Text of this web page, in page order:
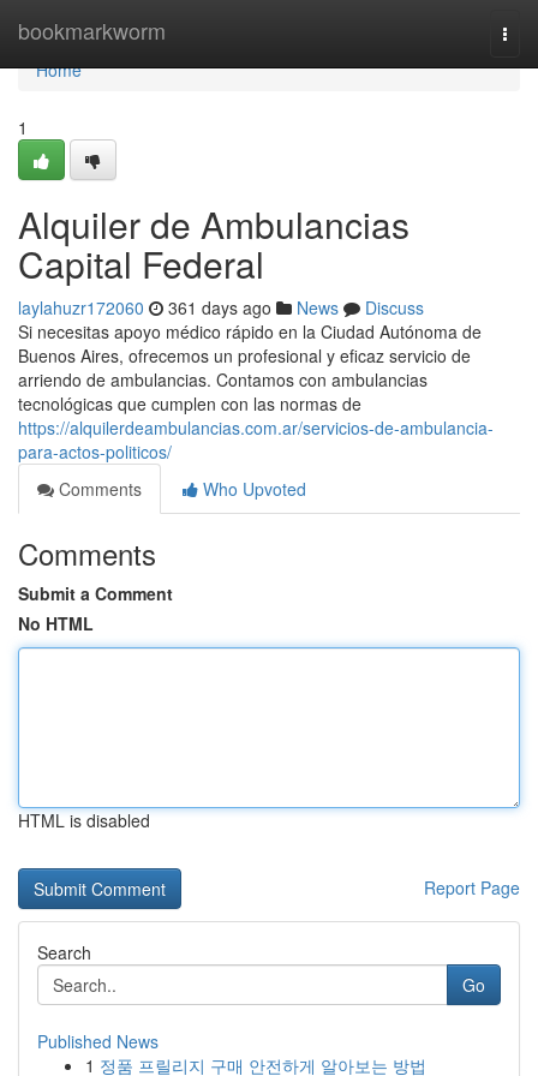
bookmarkworm
Home
Home
1
Alquiler de Ambulancias
Capital Federal
laylahuzr172060 361 days ago News
Discuss
Si necesitas apoyo médico rápido en la Ciudad Autónoma de
Buenos Aires, ofrecemos un profesional y eficaz servicio de
arriendo de ambulancias. Contamos con ambulancias
tecnológicas que cumplen con las normas de
https://alquilerdeambulancias.com.ar/servicios-de-ambulancia-
para-actos-politicos/
Comments
Who Upvoted
Comments
Submit a Comment
No HTML
HTML is disabled
Report Page
Search
Go
Published News
1 정품 프릴리지 구매 안전하게 알아보는 방법